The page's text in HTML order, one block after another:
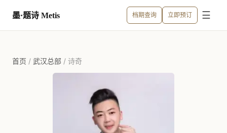
墨·题诗 Metis 档期查询 立即预订 ☰
首页 / 武汉总部 / 诗奇